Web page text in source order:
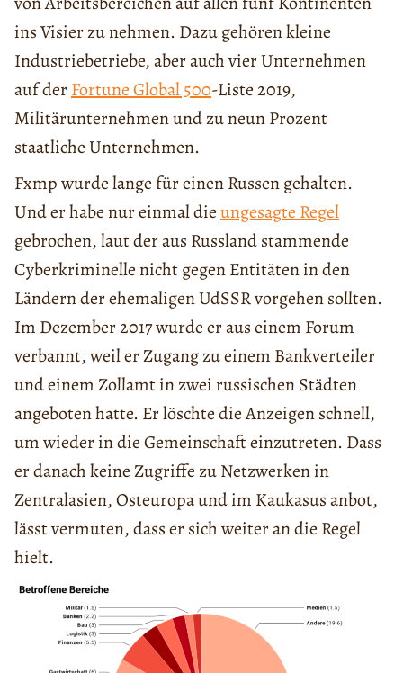
ins Visier zu nehmen. Dazu gehören kleine
Industriebetriebe, aber auch vier Unternehmen
auf derFortune Global 500-Liste 2019,
Militärunternehmen und zu neun Prozent
staatliche Unternehmen.
Fxmp wurde lange für einen Russen gehalten.
Und er habe nur einmal dieungesagte Regel
gebrochen, laut der aus Russland stammende
Cyberkriminelle nicht gegen Entitäten in den
Ländern der ehemaligen UdSSR vorgehen sollten.
Im Dezember 2017 wurde er aus einem Forum
verbannt, weil er Zugang zu einem Bankverteiler
und einem Zollamt in zwei russischen Städten
angeboten hatte. Er löschte die Anzeigen schnell,
um wieder in die Gemeinschaft einzutreten. Dass
er danach keine Zugriffe zu Netzwerken in
Zentralasien, Osteuropa und im Kaukasus anbot,
lässt vermuten, dass er sich weiter an die Regel
hielt.